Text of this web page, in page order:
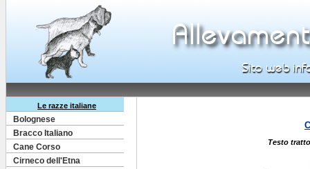
Le razze italiane
Bolognese
Bracco Italiano
Cane Corso
Cirneco dell'Etna
Testo